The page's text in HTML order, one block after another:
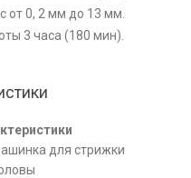
от 0, 2 мм до 13 мм.
3 часа (180 мин).
для стрижки